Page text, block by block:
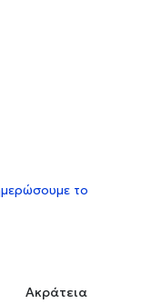
το
Ακράτεια